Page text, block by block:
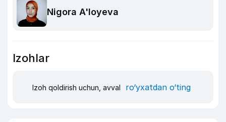
Nigora A'loyeva
Izohlar
Izoh qoldirish uchun, avval ro‘yxatdan o‘ting